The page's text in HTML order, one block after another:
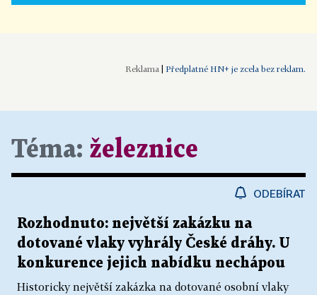
Předplatné HN+ je zcela bez reklam.
Téma: železnice
ODEBÍRAT
Rozhodnuto: největší zakázku na
dotované vlaky vyhrály České dráhy. U
konkurence jejich nabídku nechápou
Historicky největší zakázka na dotované osobní vlaky